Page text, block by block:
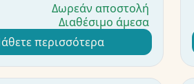
Δωρεάν αποστολή
Διαθέσιμο άμεσα
περισσότερα